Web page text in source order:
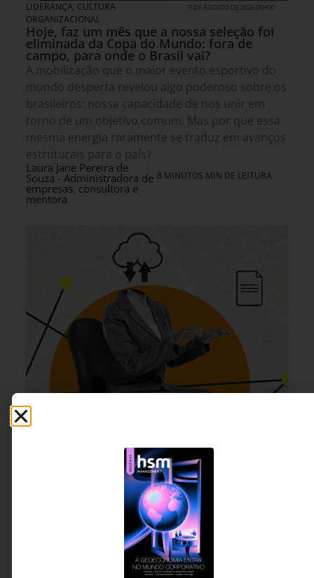
LIDERANÇA, CULTURA
ORGANIZACIONAL
5 DE AGOSTO DE 2026 08H00
Hoje, faz um mês que a nossa seleção foi
eliminada da Copa do Mundo: fora de
campo, para onde o Brasil vai?
A mobilização que o maior evento esportivo do
mundo desperta revelou algo poderoso sobre os
brasileiros: nossa capacidade de nos unir em
torno de um objetivo comum. Mas por que essa
mesma energia raramente se traduz em avanços
estruturais para o país?
Laura Jane Pereira de
Souza - Administradora de
empresas, consultora e
mentora
8 MINUTOS MIN DE LEITURA
ARQUITETURA DE TRABALHO
4 DE AGOSTO DE 2026 14H00
O retorno ao escritório e a ilusão do